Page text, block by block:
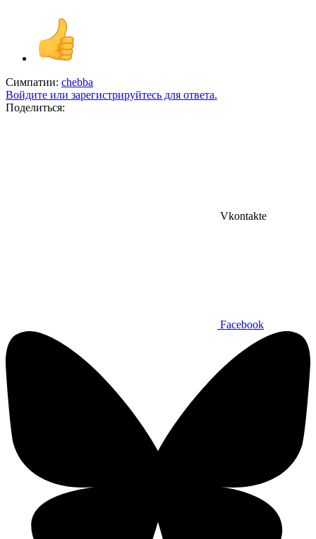
Симпатии: chebba
Войдите или зарегистрируйтесь для ответа.
Поделиться:
Vkontakte
Facebook